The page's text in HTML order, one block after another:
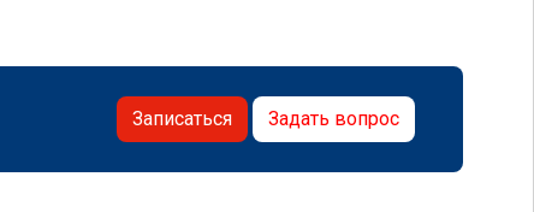
Записаться Задать вопрос